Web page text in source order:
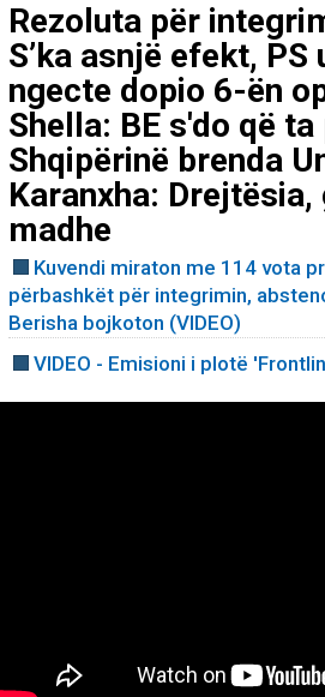
Rezoluta për
S’ka asnjë efekt, PS
ngecte dopio 6-ën
Shella: BE s'do që
Shqipërinë brenda
Karanxha: Drejtësia,
madhe
Kuvendi miraton me 114 vota
përbashkët për integrimin,
Berisha bojkoton (VIDEO)
VIDEO - Emisioni i plotë